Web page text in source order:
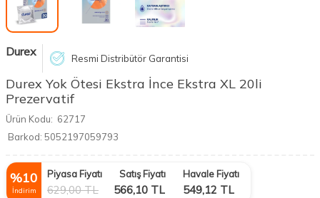
Durex Resmi Distribütör Garantisi
Durex Yok Ötesi Ekstra İnce Ekstra XL 20li
Prezervatif
Ürün Kodu: 62717
Barkod: 5052197059793
%10
İndirim
Piyasa Fiyatı
629,00TL
Satış Fiyatı
566,10 TL
Havale Fiyatı
549,12 TL